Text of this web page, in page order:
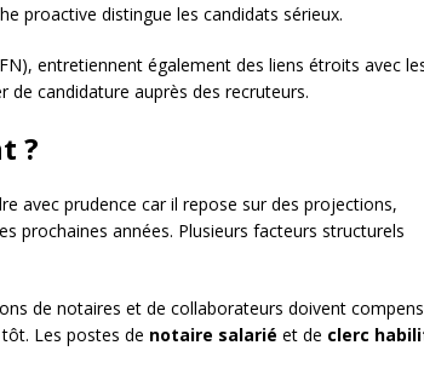
proactive distingue les candidats sérieux.
entretiennent également des liens étroits avec
de candidature auprès des recruteurs.
?
avec prudence car il repose sur des projections,
prochaines années. Plusieurs facteurs structurels
de notaires et de collaborateurs doivent
Les postes de notaire salarié et de clerc